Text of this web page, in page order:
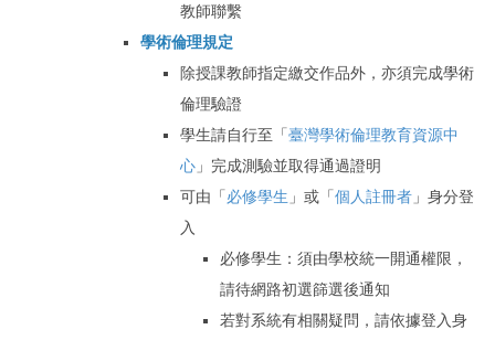
教師聯繫
學術倫理規定
除授課教師指定繳交作品外，亦須完成學術
倫理驗證
學生請自行至「 臺灣學術倫理教育資源中
心 」完成測驗並取得通過證明
可由「 必修學生 」或「 個人註冊者 」身分登
入
必修學生：須由學校統一開通權限，
請待網路初選篩選後通知
若對系統有相關疑問，請依據登入身